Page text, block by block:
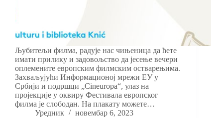
Љубитељи филма, радује нас чињеница да ћете
имати прилику и задовољство да јесење вечери
оплемените европским филмским остварењима.
Захваљујући Информационој мрежи ЕУ у
Србији и подршци „Cineuropa“, улаз на
пројекције у оквиру Фестивала европског
филма је слободан. На плакату можете…
Уредник
новембар 6, 2023